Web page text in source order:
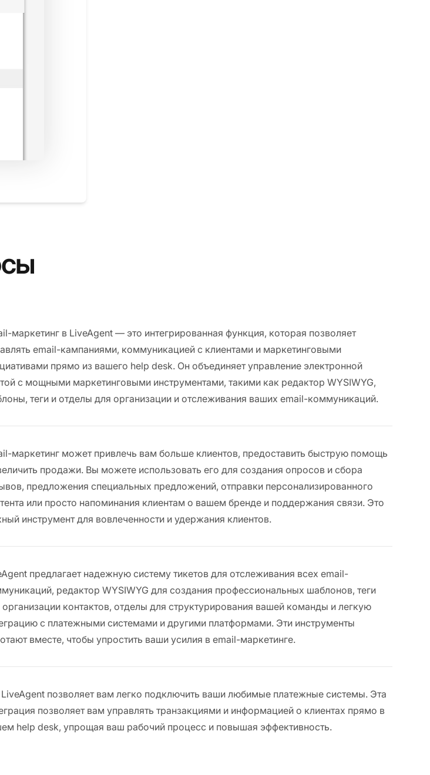
маркетинг в LiveAgent — это интегрированная функция, которая позволяет
email-кампаниями, коммуникацией с клиентами и маркетинговыми
прямо из вашего help desk. Он объединяет управление электронной
с мощными маркетинговыми инструментами, такими как редактор WYSIWYG,
теги и отделы для организации и отслеживания ваших email-коммуникаций.
маркетинг может привлечь вам больше клиентов, предоставить быструю помощь
продажи. Вы можете использовать его для создания опросов и сбора
предложения специальных предложений, отправки персонализированного
или просто напоминания клиентам о вашем бренде и поддержания связи. Это
инструмент для вовлеченности и удержания клиентов.
предлагает надежную систему тикетов для отслеживания всех email-
редактор WYSIWYG для создания профессиональных шаблонов, теги
организации контактов, отделы для структурирования вашей команды и легкую
с платежными системами и другими платформами. Эти инструменты
вместе, чтобы упростить ваши усилия в email-маркетинге.
позволяет вам легко подключить ваши любимые платежные системы. Эта
позволяет вам управлять транзакциями и информацией о клиентах прямо в
help desk, упрощая ваш рабочий процесс и повышая эффективность.